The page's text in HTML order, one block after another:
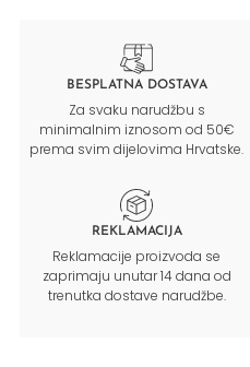
BESPLATNA DOSTAVA
Za svaku narudžbu s
minimalnim iznosom od 50€
prema svim dijelovima Hrvatske.
REKLAMACIJA
Reklamacije proizvoda se
zaprimaju unutar 14 dana od
trenutka dostave narudžbe.